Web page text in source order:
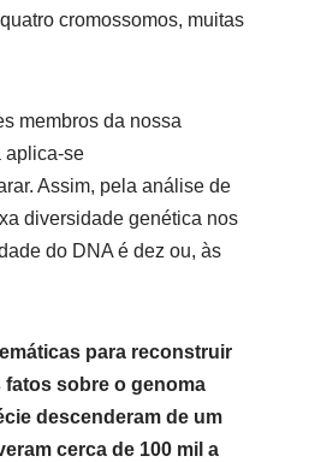
cromossomos, muitas
membros da nossa
aplica-se
Assim, pela análise de
diversidade genética nos
do DNA é dez ou, às
para reconstruir
sobre o genoma
descenderam de um
cerca de 100 mil a